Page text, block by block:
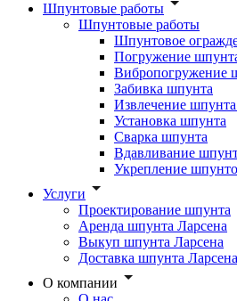
Шпунтовые работы
Шпунтовые работы
Шпунтовое
Погружение
Вибропогружение
Забивка шпунта
Извлечение
Установка шпунта
Сварка шпунта
Вдавливание
Укрепление
Услуги
Проектирование шпунта
Аренда шпунта Ларсена
Выкуп шпунта Ларсена
Доставка шпунта Ларсена
О компании